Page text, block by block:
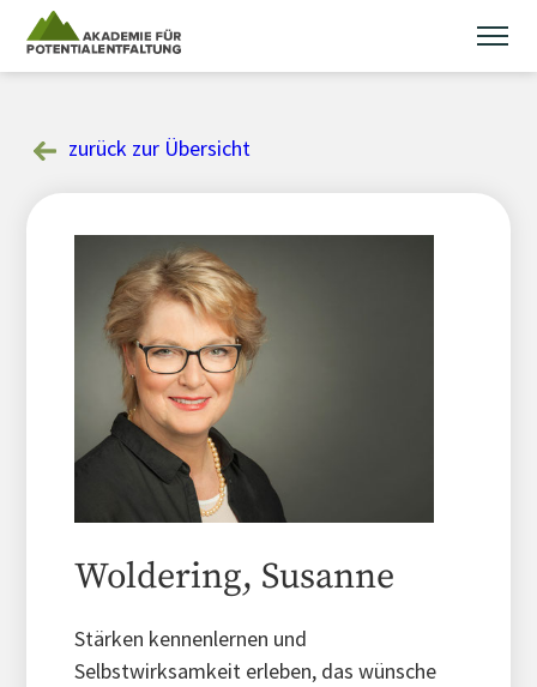
content
zurück zur Übersicht
Woldering, Susanne
Stärken kennenlernen und
Selbstwirksamkeit erleben, das wünsche